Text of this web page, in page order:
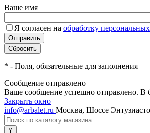
Ваше имя
Я согласен на обработку
* - Поля, обязательные для заполнения
Сообщение отправлено
Ваше сообщение успешно отправлено. В
Закрыть окно
info@arbalet.ru Москва, Шоссе